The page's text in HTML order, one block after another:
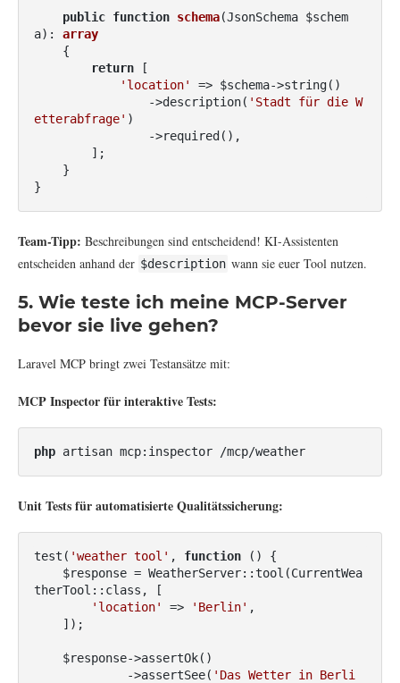
public function schema(JsonSchema $schem
a) : array
{
return [
'location'
=> $schema->string()
                ->description(
'Stadt für die W
etterabfrage' )
}
Team-Tipp: Beschreibungen sind entscheidend! KI-Assistenten
entscheiden anhand der $description wann sie euer Tool nutzen.
5. Wie teste ich meine MCP-Server
bevor sie live gehen?
Laravel MCP bringt zwei Testansätze mit:
MCP Inspector für interaktive Tests:
php artisan mcp:inspector /mcp/weather
Unit Tests für automatisierte Qualitätssicherung:
test( 'weather tool' , function ()
{
therTool::class, [
'location'
=> 'Berlin' ,
             ->assertSee(
'Das Wetter in Berli